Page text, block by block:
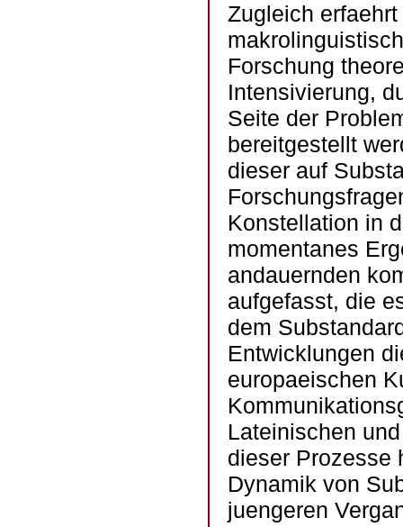
Zugleich
Forschung
Intensivierung,
Seite der
bereitgestellt
dieser auf
Konstellation in
momentanes
andauernden
aufgefasst, die
dem
Entwicklungen
europaeischen
Lateinischen
dieser Prozesse
Dynamik von
juengeren